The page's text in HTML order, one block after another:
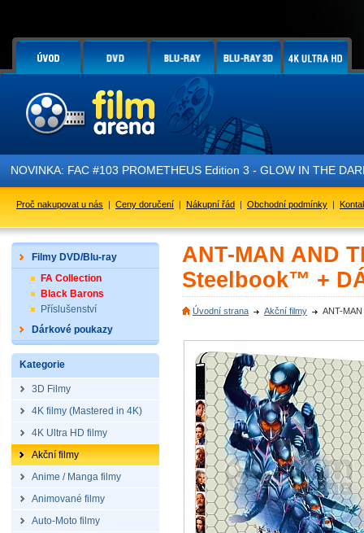
NOVINKA: FAC #103 PROMETHEUS Edition 3 - GLOW IN THE
Proč nakupovat u nás | Ceny doručení | Nákupní řád | Obchodní podmínky |
Filmy DVD/Blu-ray
FA Collection
Black Barons
Příslušenství
Dárkové poukazy
Kategorie
3D Filmy
4K filmy (Mastered in 4K)
4K Ultra HD filmy
Akční filmy
Anime / Manga filmy
Animované filmy
Auto-Moto filmy
ANT-MAN AND
Steelbook™ +
Úvodní strana Akční filmy ANT-